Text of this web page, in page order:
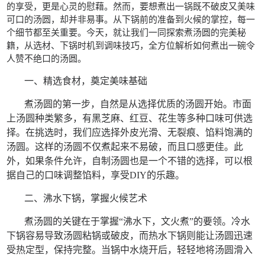
的享受，更是心灵的慰藉。然而，要想煮出一锅既不破皮又美味
可口的汤圆，却并非易事。从下锅前的准备到火候的掌控，每一
个细节都至关重要。今天，就让我们一同探索煮汤圆的完美秘
籍，从选材、下锅时机到调味技巧，全方位解析如何煮出一碗令
人赞不绝口的汤圆。
一、精选食材，奠定美味基础
煮汤圆的第一步，自然是从选择优质的汤圆开始。市面
上汤圆种类繁多，有黑芝麻、红豆、花生等多种口味可供选
择。在挑选时，我们应选择外皮光滑、无裂痕、馅料饱满的
汤圆。这样的汤圆不仅煮起来不易破，而且口感更佳。此
外，如果条件允许，自制汤圆也是一个不错的选择，可以根
据自己的口味调整馅料，享受DIY的乐趣。
二、沸水下锅，掌握火候艺术
煮汤圆的关键在于掌握“沸水下，文火煮”的要领。冷水
下锅容易导致汤圆粘锅或破皮，而热水下锅则能让汤圆迅速
受热定型，保持完整。当锅中水烧开后，轻轻地将汤圆滑入